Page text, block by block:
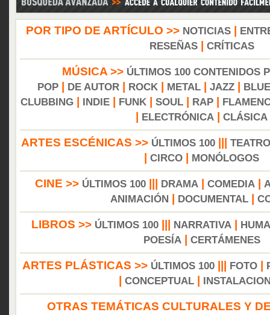
POR TIPO DE ARTÍCULO >> NOTICIAS|
RESEÑAS| CRÍTICAS
MÚSICA >> ÚLTIMOS 100 CONTENIDOS
POP
DE AUTOR ROCK METAL JAZZ
CLUBBING
INDIE FUNK SOUL RAP
ELECTRÓNICA CLÁSICA
ARTES ESCÉNICAS >> ÚLTIMOS 100||| TEATRO
CIRCO MONÓLOGOS
CINE >> ÚLTIMOS 100 DRAMA COMEDIA
ANIMACIÓN
DOCUMENTAL|
LIBROS >> ÚLTIMOS 100 NARRATIVA
POESÍA| CERTÁMENES
ARTES PLÁSTICAS >> ÚLTIMOS 100 FOTO
CONCEPTUAL
OTRAS TEMÁTICAS CULTURALES Y